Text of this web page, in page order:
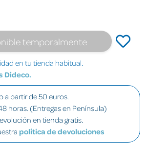
temporalmente
en tu tienda habitual.
Dideco.
a partir de 50 euros.
horas. (Entregas en Península)
en tienda gratis.
política de devoluciones